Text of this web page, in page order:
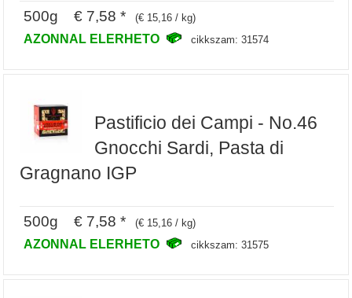
500g € 7,58 * (€ 15,16 / kg)
AZONNAL ELERHETO cikkszam: 31574
Pastificio dei Campi - No.46
Gnocchi Sardi, Pasta di
Gragnano IGP
500g € 7,58 * (€ 15,16 / kg)
AZONNAL ELERHETO cikkszam: 31575